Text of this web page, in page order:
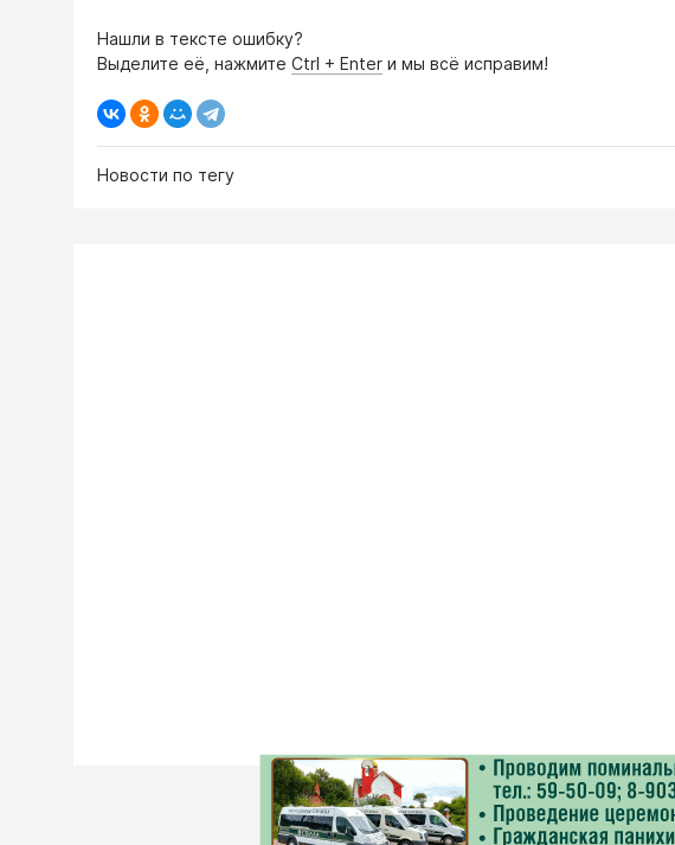
Нашли в тексте ошибку?
Выделите её, нажмите Ctrl + Enter и мы всё исправим!
Новости по тегу